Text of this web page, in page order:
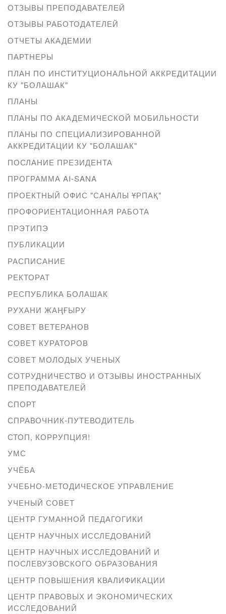
ОТЗЫВЫ ПРЕПОДАВАТЕЛЕЙ
ОТЗЫВЫ РАБОТОДАТЕЛЕЙ
ОТЧЕТЫ АКАДЕМИИ
ПАРТНЕРЫ
ПЛАН ПО ИНСТИТУЦИОНАЛЬНОЙ АККРЕДИТАЦИИ
КУ "БОЛАШАК"
ПЛАНЫ
ПЛАНЫ ПО АКАДЕМИЧЕСКОЙ МОБИЛЬНОСТИ
ПЛАНЫ ПО СПЕЦИАЛИЗИРОВАННОЙ
АККРЕДИТАЦИИ КУ "БОЛАШАК"
ПОСЛАНИЕ ПРЕЗИДЕНТА
ПРОГРАММА AI-SANA
ПРОЕКТНЫЙ ОФИС "САНАЛЫ ҰРПАҚ"
ПРОФОРИЕНТАЦИОННАЯ РАБОТА
ПРЭТИПЭ
ПУБЛИКАЦИИ
РАСПИСАНИЕ
РЕКТОРАТ
РЕСПУБЛИКА БОЛАШАК
РУХАНИ ЖАҢҒЫРУ
СОВЕТ ВЕТЕРАНОВ
СОВЕТ КУРАТОРОВ
СОВЕТ МОЛОДЫХ УЧЕНЫХ
СОТРУДНИЧЕСТВО И ОТЗЫВЫ ИНОСТРАННЫХ
ПРЕПОДАВАТЕЛЕЙ
СПОРТ
СПРАВОЧНИК-ПУТЕВОДИТЕЛЬ
СТОП, КОРРУПЦИЯ!
УМС
УЧЁБА
УЧЕБНО-МЕТОДИЧЕСКОЕ УПРАВЛЕНИЕ
УЧЕНЫЙ СОВЕТ
ЦЕНТР ГУМАННОЙ ПЕДАГОГИКИ
ЦЕНТР НАУЧНЫХ ИССЛЕДОВАНИЙ
ЦЕНТР НАУЧНЫХ ИССЛЕДОВАНИЙ И
ПОСЛЕВУЗОВСКОГО ОБРАЗОВАНИЯ
ЦЕНТР ПОВЫШЕНИЯ КВАЛИФИКАЦИИ
ЦЕНТР ПРАВОВЫХ И ЭКОНОМИЧЕСКИХ
ИССЛЕДОВАНИЙ